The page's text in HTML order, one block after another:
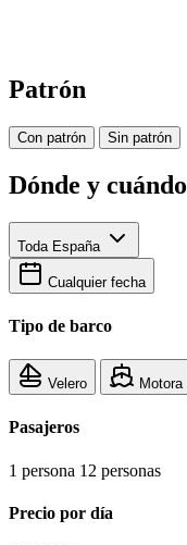
Patrón
Con patrón Sin patrón
Dónde y cuándo
Toda España
Cualquier fecha
Tipo de barco
Velero Motora
Pasajeros
1 persona 12 personas
Precio por día